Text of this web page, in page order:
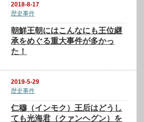
2018-8-17
歴史事件
朝鮮王朝にはこんなにも王位継
承をめぐる重大事件が多かっ
た！
2019-5-29
歴史事件
仁穆（インモク）王后はどうし
ても光海君（クァンヘグン）を